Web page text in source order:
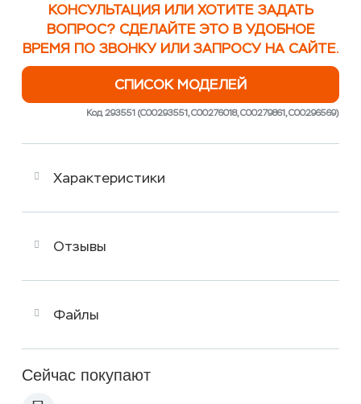
КОНСУЛЬТАЦИЯ ИЛИ ХОТИТЕ ЗАДАТЬ
ВОПРОС? СДЕЛАЙТЕ ЭТО В УДОБНОЕ
ВРЕМЯ ПО ЗВОНКУ ИЛИ ЗАПРОСУ НА САЙТЕ.
СПИСОК МОДЕЛЕЙ
Код 293551 (C00293551, C00276018, C00279861, C00296569)
Характеристики
Отзывы
Файлы
Сейчас покупают